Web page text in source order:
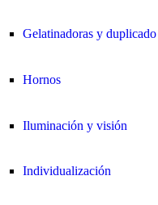
Gelatinadoras y duplicado
Hornos
Iluminación y visión
Individualización